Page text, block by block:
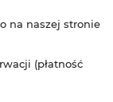
na naszej stronie
(płatność